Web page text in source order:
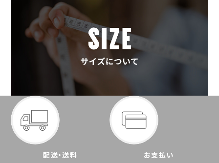
配送・送料 お支払い